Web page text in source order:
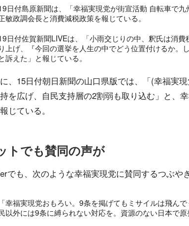
日付島原新聞は、「幸福実現党が街宣活動 自転車で
敏政調会長と消費減税政策を報じている。
日付佐賀新聞LIVEは、「小雨交じりの中、釈氏は消
り上げ、『今回の選挙を人生の中でどう位置付けるか。
訴えた」と報じている。
、15日付朝日新聞の山口県版では、「(幸福実
を広げ、自民支持層の2割弱も取り込む」と、
じている。
トでも賛同の声が
でも、次のような幸福実現党に賛同するつぶや
「幸福実現党おもろい。9条を掲げてもミサイルは飛ん
以外には9条に縛られない対応を。資源のない日本で原